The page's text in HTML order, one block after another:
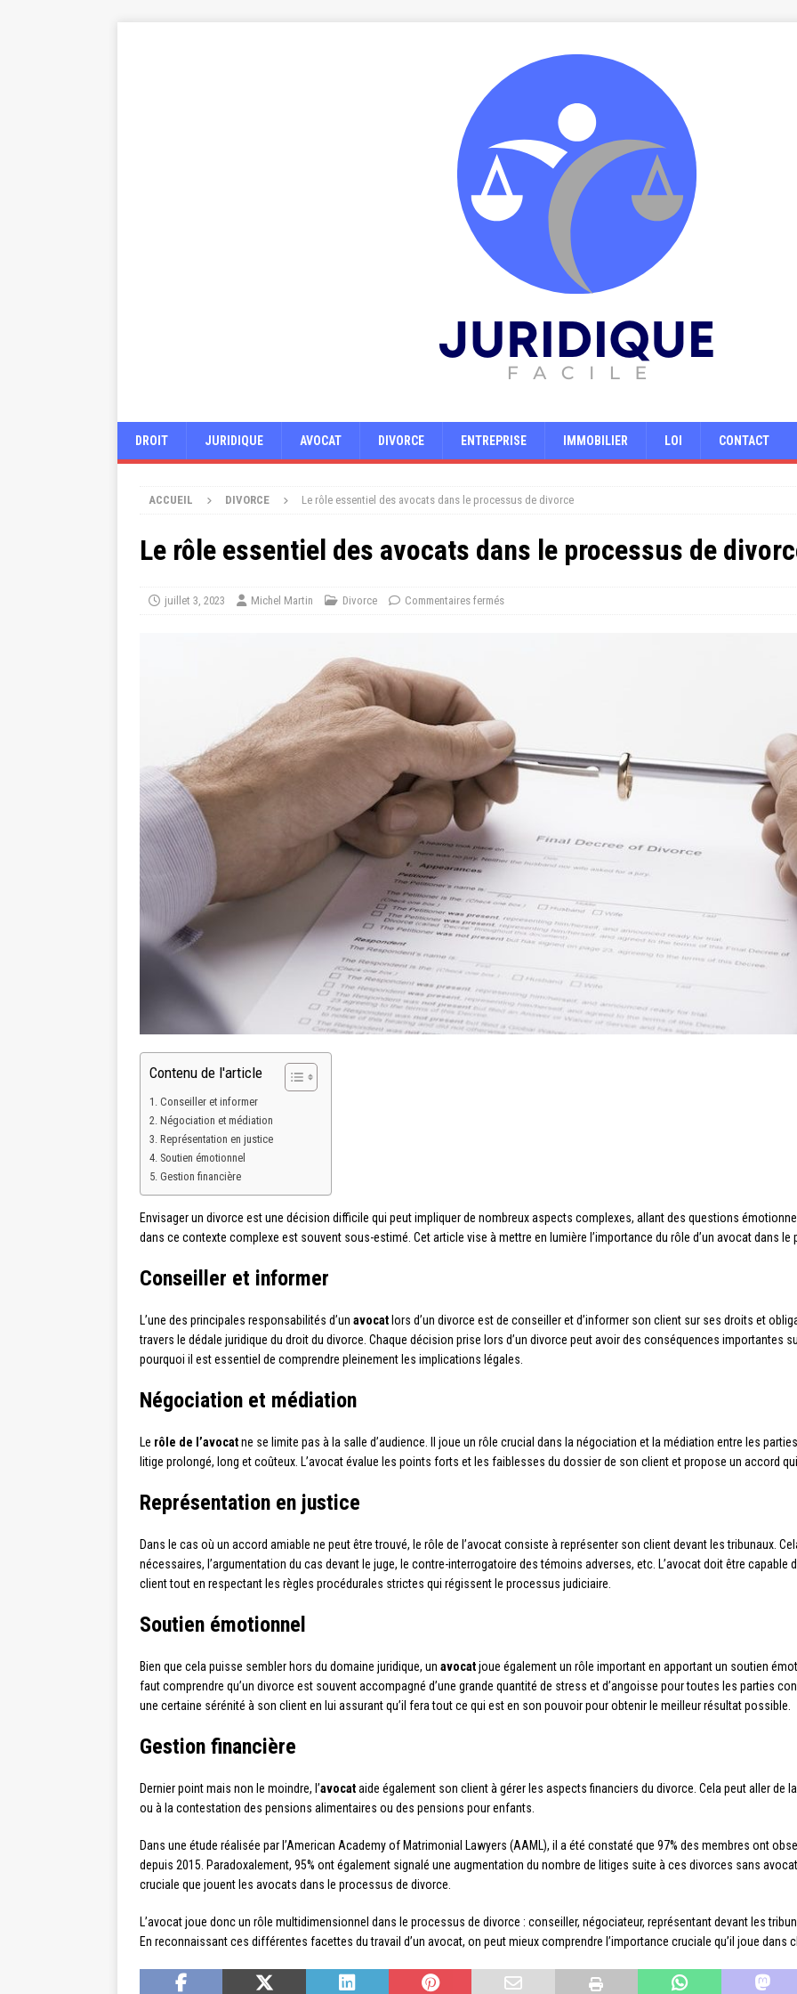
DROIT JURIDIQUE AVOCAT DIVORCE ENTREPRISE IMMOBILIER LOI CONTACT
ACCUEIL DIVORCE Le rôle essentiel des avocats dans le processus de divorce
Le rôle essentiel des avocats dans le processus de
juillet 3, 2023 Michel Martin Divorce Commentaires fermés
Contenu de l'article
Conseiller et informer
Négociation et médiation
Représentation en justice
Soutien émotionnel
Gestion financière
Envisager un divorce est une décision difficile qui peut impliquer de nombreux aspects complexes, allant des questions
dans ce contexte complexe est souvent sous-estimé. Cet article vise à mettre en lumière l’importance du rôle d’un avocat dans
Conseiller et informer
L’une des principales responsabilités d’un avocat lors d’un divorce est de conseiller et d’informer son client sur ses droits et
travers le dédale juridique du droit du divorce. Chaque décision prise lors d’un divorce peut avoir des conséquences importantes
pourquoi il est essentiel de comprendre pleinement les implications légales.
Négociation et médiation
Le rôle de l’avocatne se limite pas à la salle d’audience. Il joue un rôle crucial dans la négociation et la médiation entre les
litige prolongé, long et coûteux. L’avocat évalue les points forts et les faiblesses du dossier de son client et propose un accord
Représentation en justice
Dans le cas où un accord amiable ne peut être trouvé, le rôle de l’avocat consiste à représenter son client devant les tribunaux.
nécessaires, l’argumentation du cas devant le juge, le contre-interrogatoire des témoins adverses, etc. L’avocat doit être
client tout en respectant les règles procédurales strictes qui régissent le processus judiciaire.
Soutien émotionnel
Bien que cela puisse sembler hors du domaine juridique, un avocatjoue également un rôle important en apportant un soutien
faut comprendre qu’un divorce est souvent accompagné d’une grande quantité de stress et d’angoisse pour toutes les parties
une certaine sérénité à son client en lui assurant qu’il fera tout ce qui est en son pouvoir pour obtenir le meilleur résultat possible.
Gestion financière
Dernier point mais non le moindre, l’avocataide également son client à gérer les aspects financiers du divorce. Cela peut aller de
ou à la contestation des pensions alimentaires ou des pensions pour enfants.
Dans une étude réalisée par l’American Academy of Matrimonial Lawyers (AAML), il a été constaté que 97% des membres ont
depuis 2015. Paradoxalement, 95% ont également signalé une augmentation du nombre de litiges suite à ces divorces sans
cruciale que jouent les avocats dans le processus de divorce.
L’avocat joue donc un rôle multidimensionnel dans le processus de divorce : conseiller, négociateur, représentant devant les
En reconnaissant ces différentes facettes du travail d’un avocat, on peut mieux comprendre l’importance cruciale qu’il joue dans